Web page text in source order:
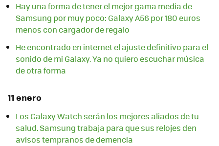
Hay una forma de tener el mejor gama media de
Samsung por muy poco: Galaxy A56 por 180 euros
menos con cargador de regalo
He encontrado en internet el ajuste definitivo para el
sonido de mi Galaxy. Ya no quiero escuchar música
de otra forma
11 enero
Los Galaxy Watch serán los mejores aliados de tu
salud. Samsung trabaja para que sus relojes den
avisos tempranos de demencia